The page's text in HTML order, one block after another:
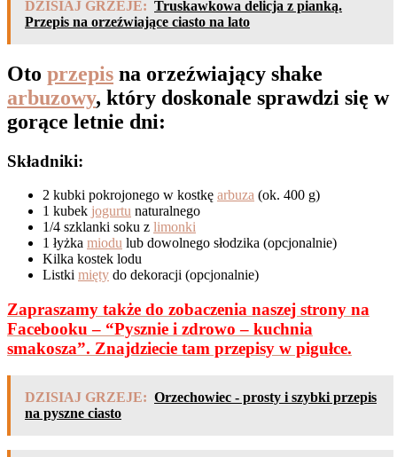
DZISIAJ GRZEJE: Truskawkowa delicja z pianką.
Przepis na orzeźwiające ciasto na lato
Oto przepis na orzeźwiający shake
arbuzowy, który doskonale sprawdzi się w
gorące letnie dni:
Składniki:
2 kubki pokrojonego w kostkę arbuza (ok. 400 g)
1 kubek jogurtu naturalnego
1/4 szklanki soku z limonki
1 łyżka miodu lub dowolnego słodzika (opcjonalnie)
Kilka kostek lodu
Listki mięty do dekoracji (opcjonalnie)
Zapraszamy także do zobaczenia naszej strony na
Facebooku – “Pysznie i zdrowo – kuchnia
smakosza”. Znajdziecie tam przepisy w pigułce.
DZISIAJ GRZEJE: Orzechowiec - prosty i szybki przepis
na pyszne ciasto